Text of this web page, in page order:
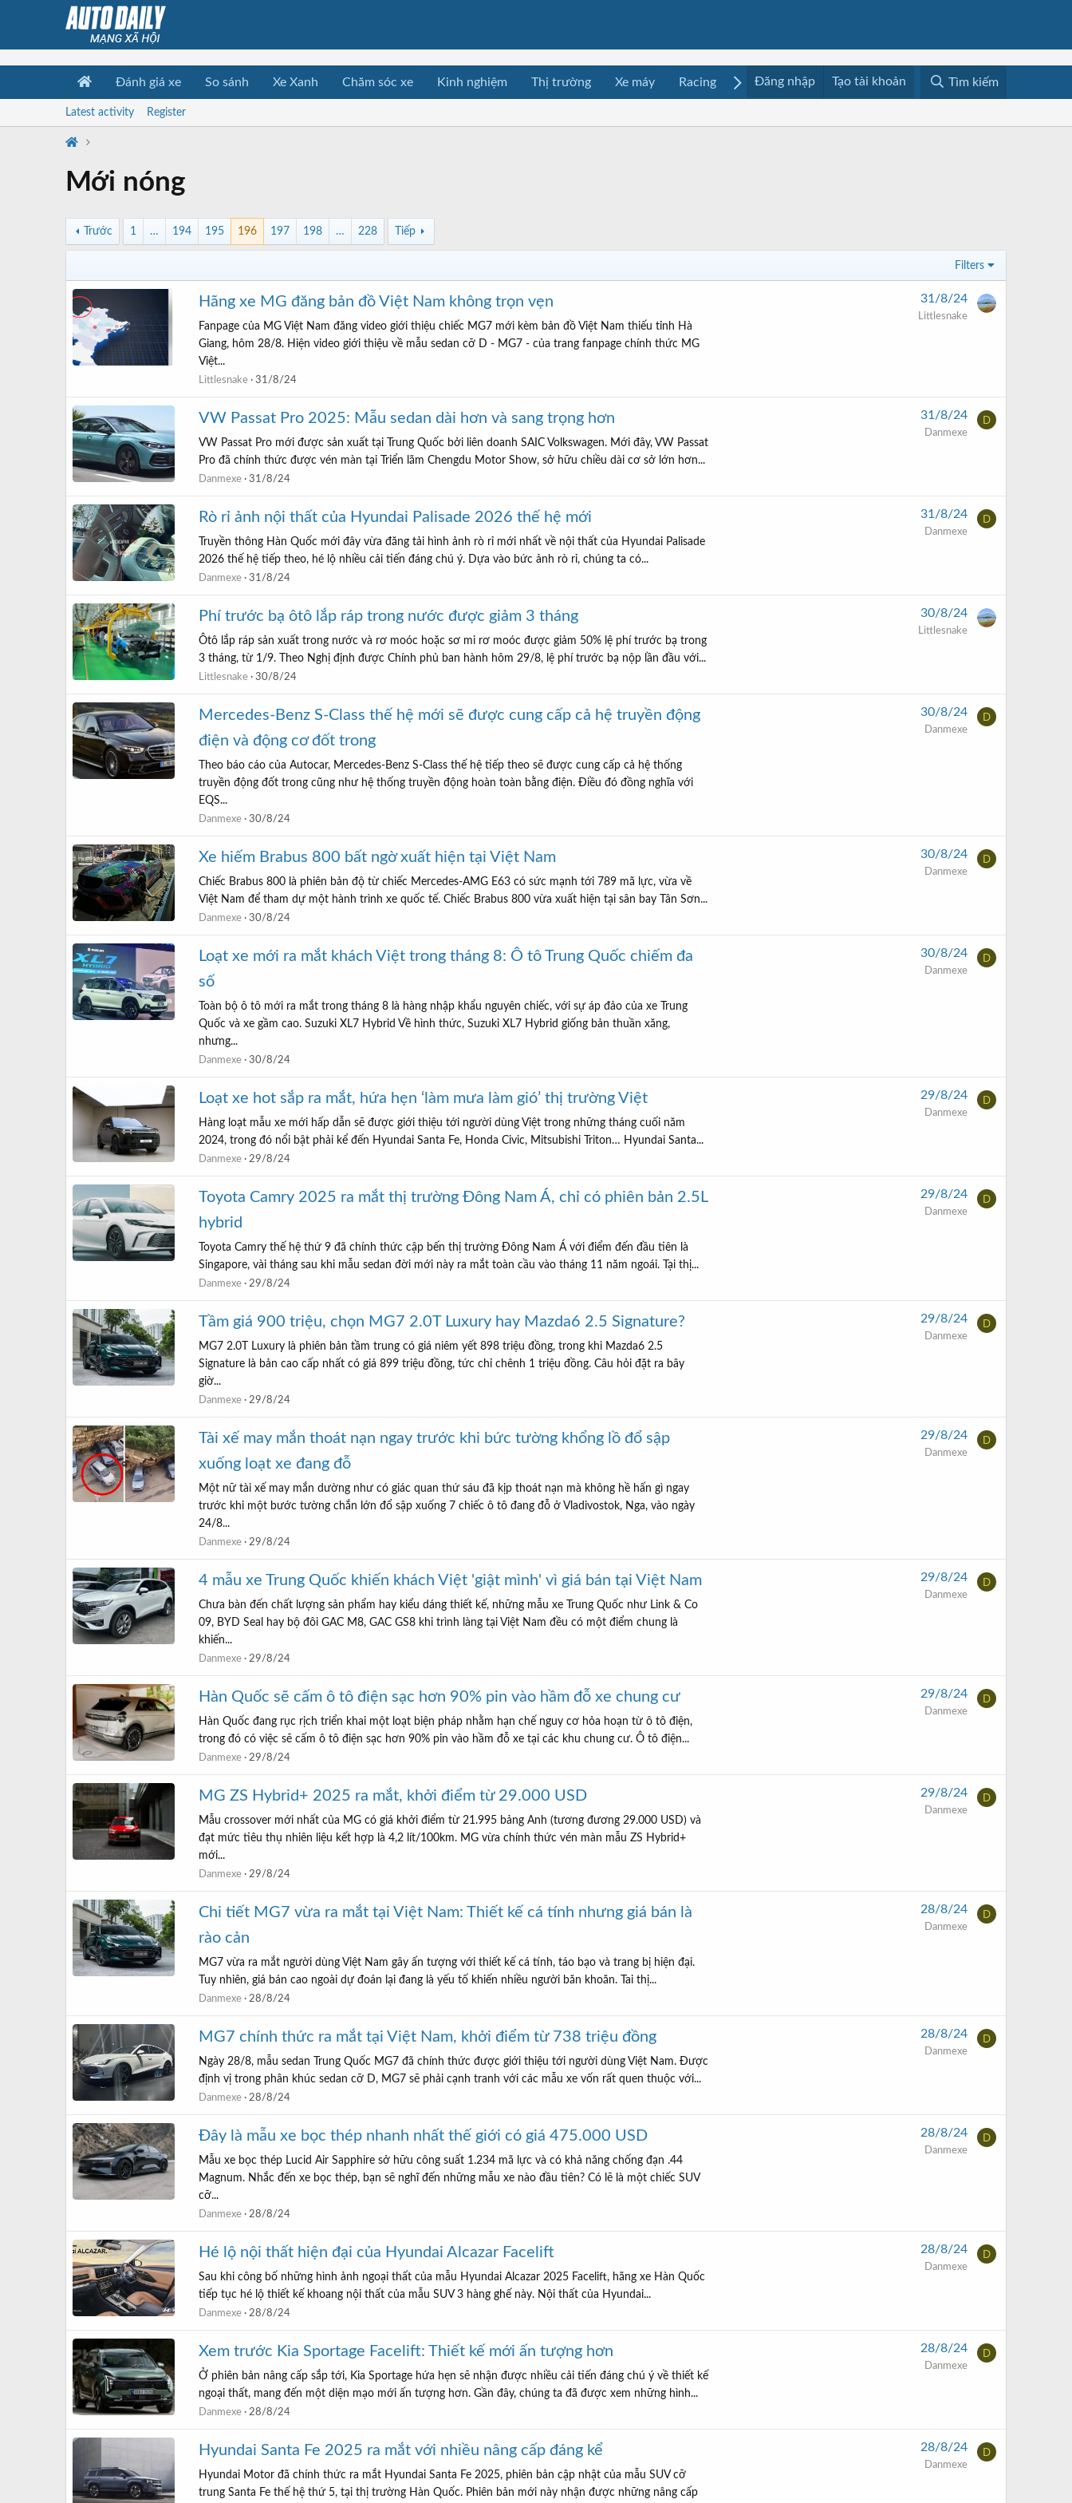
Đánh giá xe So sánh Xe Xanh Chăm sóc xe Kinh nghiệm Thị trường Xe máy Racing Mua bán Media Resources
Đăng nhập Tạo tài khoản Tìm kiếm
Latest activity Register
Mới nóng
Trước 1 … 194 195 196 197 198 … 228 Tiếp
Filters
Hãng xe MG đăng bản đồ Việt Nam không trọn vẹn
Fanpage của MG Việt Nam đăng video giới thiệu chiếc MG7 mới kèm bản đồ Việt Nam thiếu tỉnh Hà
Giang, hôm 28/8. Hiện video giới thiệu về mẫu sedan cỡ D - MG7 - của trang fanpage chính thức MG
Việt...
Littlesnake 31/8/24
31/8/24
Littlesnake
VW Passat Pro 2025: Mẫu sedan dài hơn và sang trọng hơn
VW Passat Pro mới được sản xuất tại Trung Quốc bởi liên doanh SAIC Volkswagen. Mới đây, VW Passat
Pro đã chính thức được vén màn tại Triển lãm Chengdu Motor Show, sở hữu chiều dài cơ sở lớn hơn...
Danmexe 31/8/24
31/8/24
Danmexe
D
Rò rỉ ảnh nội thất của Hyundai Palisade 2026 thế hệ mới
Truyền thông Hàn Quốc mới đây vừa đăng tải hình ảnh rò rỉ mới nhất về nội thất của Hyundai Palisade
2026 thế hệ tiếp theo, hé lộ nhiều cải tiến đáng chú ý. Dựa vào bức ảnh rò rỉ, chúng ta có...
Danmexe 31/8/24
31/8/24
Danmexe
D
Phí trước bạ ôtô lắp ráp trong nước được giảm 3 tháng
Ôtô lắp ráp sản xuất trong nước và rơ moóc hoặc sơ mi rơ moóc được giảm 50% lệ phí trước bạ trong
3 tháng, từ 1/9. Theo Nghị định được Chính phủ ban hành hôm 29/8, lệ phí trước bạ nộp lần đầu với...
Littlesnake 30/8/24
30/8/24
Littlesnake
Mercedes-Benz S-Class thế hệ mới sẽ được cung cấp cả hệ truyền động
điện và động cơ đốt trong
Theo báo cáo của Autocar, Mercedes-Benz S-Class thế hệ tiếp theo sẽ được cung cấp cả hệ thống
truyền động đốt trong cũng như hệ thống truyền động hoàn toàn bằng điện. Điều đó đồng nghĩa với
EQS...
Danmexe 30/8/24
30/8/24
Danmexe
D
Xe hiếm Brabus 800 bất ngờ xuất hiện tại Việt Nam
Chiếc Brabus 800 là phiên bản độ từ chiếc Mercedes-AMG E63 có sức mạnh tới 789 mã lực, vừa về
Việt Nam để tham dự một hành trình xe quốc tế. Chiếc Brabus 800 vừa xuất hiện tại sân bay Tân Sơn...
Danmexe 30/8/24
30/8/24
Danmexe
D
Loạt xe mới ra mắt khách Việt trong tháng 8: Ô tô Trung Quốc chiếm đa
số
Toàn bộ ô tô mới ra mắt trong tháng 8 là hàng nhập khẩu nguyên chiếc, với sự áp đảo của xe Trung
Quốc và xe gầm cao. Suzuki XL7 Hybrid Về hình thức, Suzuki XL7 Hybrid giống bản thuần xăng,
nhưng...
Danmexe 30/8/24
30/8/24
Danmexe
D
Loạt xe hot sắp ra mắt, hứa hẹn ‘làm mưa làm gió’ thị trường Việt
Hàng loạt mẫu xe mới hấp dẫn sẽ được giới thiệu tới người dùng Việt trong những tháng cuối năm
2024, trong đó nổi bật phải kể đến Hyundai Santa Fe, Honda Civic, Mitsubishi Triton… Hyundai Santa...
Danmexe 29/8/24
29/8/24
Danmexe
D
Toyota Camry 2025 ra mắt thị trường Đông Nam Á, chỉ có phiên bản 2.5L
hybrid
Toyota Camry thế hệ thứ 9 đã chính thức cập bến thị trường Đông Nam Á với điểm đến đầu tiên là
Singapore, vài tháng sau khi mẫu sedan đời mới này ra mắt toàn cầu vào tháng 11 năm ngoái. Tại thị...
Danmexe 29/8/24
29/8/24
Danmexe
D
Tầm giá 900 triệu, chọn MG7 2.0T Luxury hay Mazda6 2.5 Signature?
MG7 2.0T Luxury là phiên bản tầm trung có giá niêm yết 898 triệu đồng, trong khi Mazda6 2.5
Signature là bản cao cấp nhất có giá 899 triệu đồng, tức chỉ chênh 1 triệu đồng. Câu hỏi đặt ra bây
giờ...
Danmexe 29/8/24
29/8/24
Danmexe
D
Tài xế may mắn thoát nạn ngay trước khi bức tường khổng lồ đổ sập
xuống loạt xe đang đỗ
Một nữ tài xế may mắn dường như có giác quan thứ sáu đã kịp thoát nạn mà không hề hấn gì ngay
trước khi một bước tường chắn lớn đổ sập xuống 7 chiếc ô tô đang đỗ ở Vladivostok, Nga, vào ngày
24/8...
Danmexe 29/8/24
29/8/24
Danmexe
D
4 mẫu xe Trung Quốc khiến khách Việt 'giật mình' vì giá bán tại Việt Nam
Chưa bàn đến chất lượng sản phẩm hay kiểu dáng thiết kế, những mẫu xe Trung Quốc như Link & Co
09, BYD Seal hay bộ đôi GAC M8, GAC GS8 khi trình làng tại Việt Nam đều có một điểm chung là
khiến...
Danmexe 29/8/24
29/8/24
Danmexe
D
Hàn Quốc sẽ cấm ô tô điện sạc hơn 90% pin vào hầm đỗ xe chung cư
Hàn Quốc đang rục rịch triển khai một loạt biện pháp nhằm hạn chế nguy cơ hỏa hoạn từ ô tô điện,
trong đó có việc sẽ cấm ô tô điện sạc hơn 90% pin vào hầm đỗ xe tại các khu chung cư. Ô tô điện...
Danmexe 29/8/24
29/8/24
Danmexe
D
MG ZS Hybrid+ 2025 ra mắt, khởi điểm từ 29.000 USD
Mẫu crossover mới nhất của MG có giá khởi điểm từ 21.995 bảng Anh (tương đương 29.000 USD) và
đạt mức tiêu thụ nhiên liệu kết hợp là 4,2 lít/100km. MG vừa chính thức vén màn mẫu ZS Hybrid+
mới...
Danmexe 29/8/24
29/8/24
Danmexe
D
Chi tiết MG7 vừa ra mắt tại Việt Nam: Thiết kế cá tính nhưng giá bán là
rào cản
MG7 vừa ra mắt người dùng Việt Nam gây ấn tượng với thiết kế cá tính, táo bạo và trang bị hiện đại.
Tuy nhiên, giá bán cao ngoài dự đoán lại đang là yếu tố khiến nhiều người băn khoăn. Tai thị...
Danmexe 28/8/24
28/8/24
Danmexe
D
MG7 chính thức ra mắt tại Việt Nam, khởi điểm từ 738 triệu đồng
Ngày 28/8, mẫu sedan Trung Quốc MG7 đã chính thức được giới thiệu tới người dùng Việt Nam. Được
định vị trong phân khúc sedan cỡ D, MG7 sẽ phải cạnh tranh với các mẫu xe vốn rất quen thuộc với...
Danmexe 28/8/24
28/8/24
Danmexe
D
Đây là mẫu xe bọc thép nhanh nhất thế giới có giá 475.000 USD
Mẫu xe bọc thép Lucid Air Sapphire sở hữu công suất 1.234 mã lực và có khả năng chống đạn .44
Magnum. Nhắc đến xe bọc thép, bạn sẽ nghĩ đến những mẫu xe nào đầu tiên? Có lẽ là một chiếc SUV
cỡ...
Danmexe 28/8/24
28/8/24
Danmexe
D
Hé lộ nội thất hiện đại của Hyundai Alcazar Facelift
Sau khi công bố những hình ảnh ngoại thất của mẫu Hyundai Alcazar 2025 Facelift, hãng xe Hàn Quốc
tiếp tục hé lộ thiết kế khoang nội thất của mẫu SUV 3 hàng ghế này. Nội thất của Hyundai...
Danmexe 28/8/24
28/8/24
Danmexe
D
Xem trước Kia Sportage Facelift: Thiết kế mới ấn tượng hơn
Ở phiên bản nâng cấp sắp tới, Kia Sportage hứa hẹn sẽ nhận được nhiều cải tiến đáng chú ý về thiết kế
ngoại thất, mang đến một diện mạo mới ấn tượng hơn. Gần đây, chúng ta đã được xem những hình...
Danmexe 28/8/24
28/8/24
Danmexe
D
Hyundai Santa Fe 2025 ra mắt với nhiều nâng cấp đáng kể
Hyundai Motor đã chính thức ra mắt Hyundai Santa Fe 2025, phiên bản cập nhật của mẫu SUV cỡ
trung Santa Fe thế hệ thứ 5, tại thị trường Hàn Quốc. Phiên bản mới này nhận được những nâng cấp
28/8/24
Danmexe
D